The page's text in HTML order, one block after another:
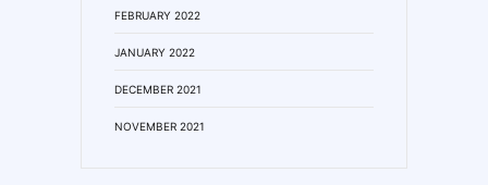
FEBRUARY 2022
JANUARY 2022
DECEMBER 2021
NOVEMBER 2021